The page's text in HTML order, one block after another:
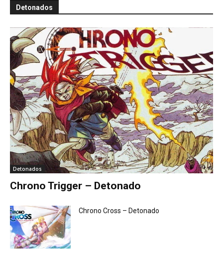
Detonados
Detonados
Chrono Trigger – Detonado
Chrono Cross – Detonado